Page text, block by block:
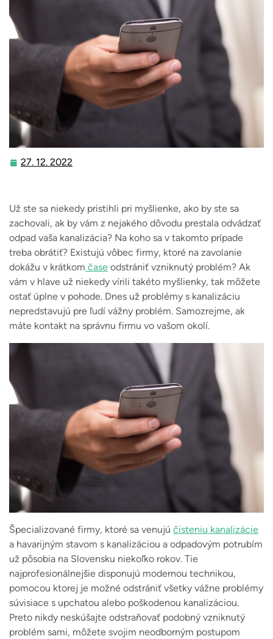
27. 12. 2022
Už ste sa niekedy pristihli pri myšlienke, ako by ste sa
zachovali, ak by vám z nejakého dôvodu prestala odvádzať
odpad vaša kanalizácia? Na koho sa v takomto prípade
treba obrátiť? Existujú vôbec firmy, ktoré na zavolanie
dokážu v krátkom čase odstrániť vzniknutý problém? Ak
vám v hlave už niekedy vírili takéto myšlienky, tak môžete
ostať úplne v pohode. Dnes už problémy s kanalizáciu
nepredstavujú pre ľudí vážny problém. Samozrejme, ak
máte kontakt na správnu firmu vo vašom okolí.
Špecializované firmy, ktoré sa venujú čisteniu kanalizácie
a havarijným stavom s kanalizáciou a odpadovým potrubím
už pôsobia na Slovensku niekoľko rokov. Tie
najprofesionálnejšie disponujú modernou technikou,
pomocou ktorej je možné odstrániť všetky vážne problémy
súvisiace s upchatou alebo poškodenou kanalizáciou.
Preto nikdy neskúšajte odstraňovať podobný vzniknutý
problém sami, môžete svojim neodborným postupom